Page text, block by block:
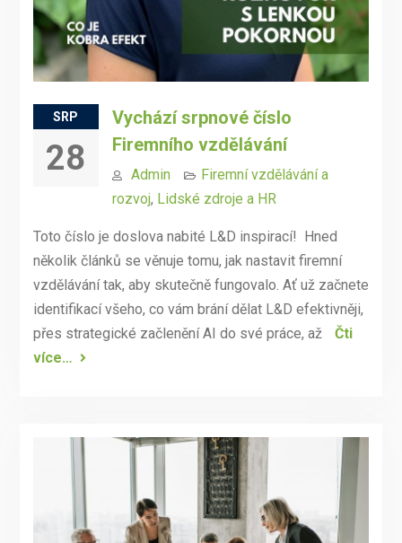
SRP
28
Vychází srpnové číslo
Firemního vzdělávání
Admin
Firemní vzdělávání a
rozvoj, Lidské zdroje a HR
Toto číslo je doslova nabité L&D inspirací! Hned
několik článků se věnuje tomu, jak nastavit firemní
vzdělávání tak, aby skutečně fungovalo. Ať už začnete
identifikací všeho, co vám brání dělat L&D efektivněji,
přes strategické začlenění AI do své práce, až
Čti
více…